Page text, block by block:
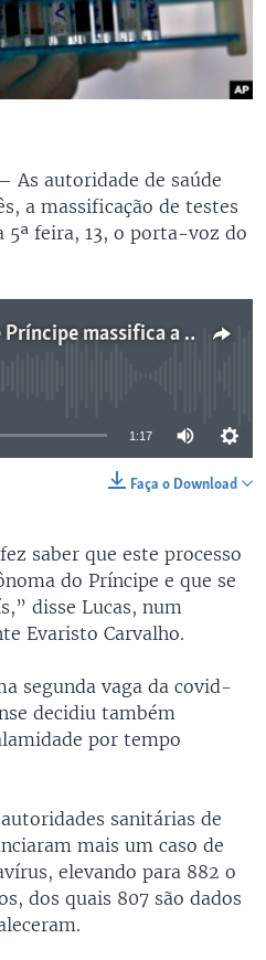
As autoridade de saúde
a massificação de testes
5ª feira, 13, o porta-voz do
COVID-19: São Tomé e Príncipe massifica a testagem
currently available
1:17
Faça o Download
saber que este processo
do Príncipe e que se
disse Lucas, num
Evaristo Carvalho.
segunda vaga da covid-
decidiu também
por tempo
sanitárias de
mais um caso de
elevando para 882 o
dos quais 807 são dados